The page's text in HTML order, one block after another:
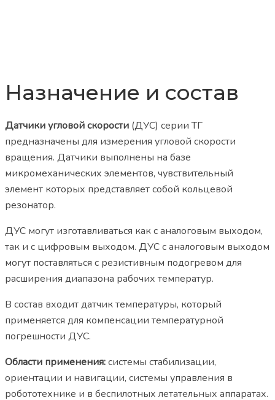
Назначение и состав
Датчики угловой скорости (ДУС) серии ТГ
предназначены для измерения угловой скорости
вращения. Датчики выполнены на базе
микромеханических элементов, чувствительный
элемент которых представляет собой кольцевой
резонатор.
ДУС могут изготавливаться как с аналоговым выходом,
так и с цифровым выходом. ДУС с аналоговым выходом
могут поставляться с резистивным подогревом для
расширения диапазона рабочих температур.
В состав входит датчик температуры, который
применяется для компенсации температурной
погрешности ДУС.
Области применения:системы стабилизации,
ориентации и навигации, системы управления в
робототехнике и в беспилотных летательных аппаратах.